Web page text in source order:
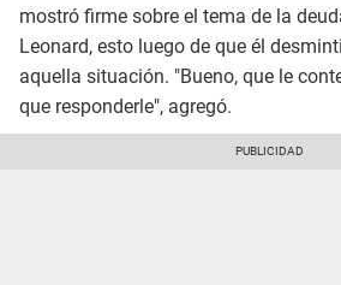
mostró firme sobre el tema de la
Leonard, esto luego de que él
aquella situación. "Bueno, que le
que responderle", agregó.